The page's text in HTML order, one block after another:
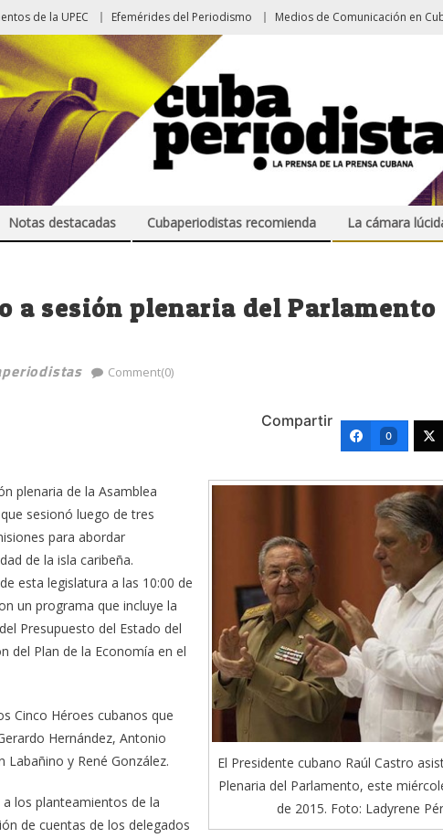
de la UPEC Efemérides del Periodismo Medios de Comunicación en
Notas destacadas Cubaperiodistas recomienda La cámara
a sesión plenaria del Parlamento
Comment(0)
Compartir
0
El Presidente cubano Raúl Castro
Plenaria del Parlamento, este
de 2015. Foto: Ladyrene
plenaria de la Asamblea
sesionó luego de tres
para abordar
de la isla caribeña.
esta legislatura a las 10:00 de
un programa que incluye la
Presupuesto del Estado del
del Plan de la Economía en el
Cinco Héroes cubanos que
Hernández, Antonio
Labañino y René González.
los planteamientos de la
de cuentas de los delegados